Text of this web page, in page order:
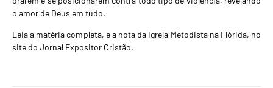
o amor de Deus em tudo.
Leia a matéria completa, e a nota da Igreja Metodista na Flórida, no
site do Jornal Expositor Cristão.